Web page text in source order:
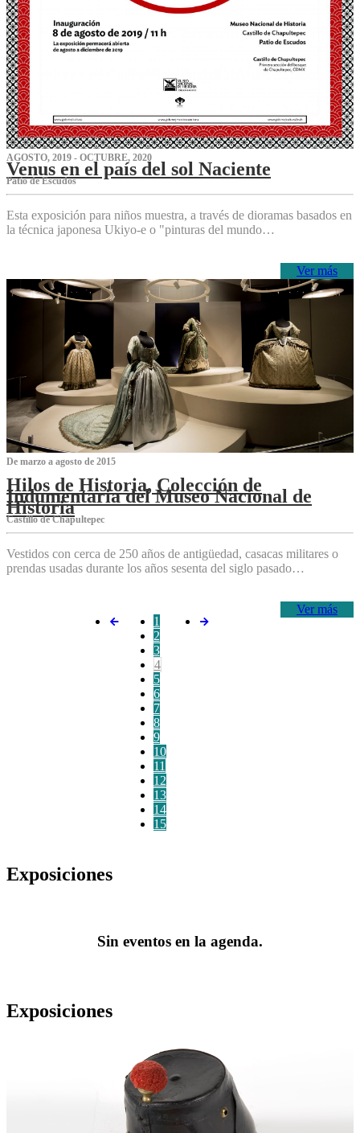
AGOSTO, 2019 - OCTUBRE, 2020
Venus en el país del sol Naciente
P‌atio de Escudos
Esta exposición para niños muestra, a través de dioramas basados en
la técnica japonesa Ukiyo-e o "pinturas del mundo…
Ver más
De marzo a agosto de 2015
Hilos de Historia, Colección de
Indumentaria del Museo Nacional de
Historia
Castillo de Chapultepec
Vestidos con cerca de 250 años de antigüedad, casacas militares o
prendas usadas durante los años sesenta del siglo pasado…
Ver más
1
2
3
4
5
6
7
8
9
10
11
12
13
14
15
Exposiciones
Sin eventos en la agenda.
Exposiciones